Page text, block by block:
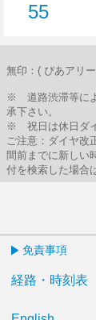
55
無印：( ぴあアリ
※ 道路渋滞等によ
承下さい。
※ 祝日は休日ダイ
ご注意：ダイヤ改
間前までに新しい
付を検索した場合
免責事項
経路・時刻表